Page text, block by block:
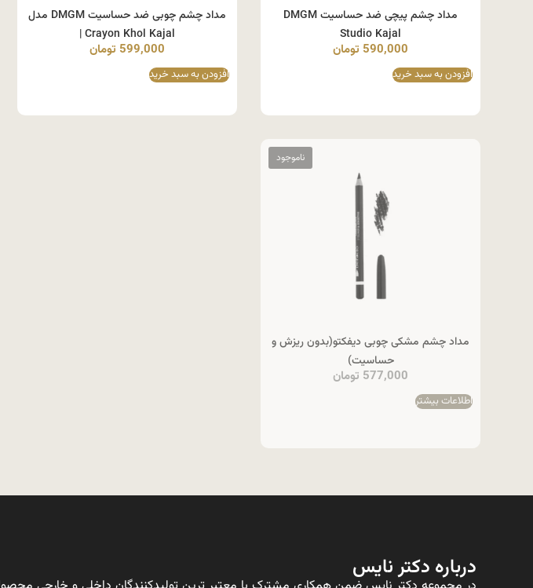
مداد چشم پیچی ضد حساسیت DMGM
Studio Kajal
590,000 تومان
افزودن به سبد خرید
مداد چشم چوبی ضد حساسیت DMGM مدل
Crayon Khol Kajal |
599,000 تومان
افزودن به سبد خرید
مداد چشم مشکی چوبی دیفکتو(بدون ریزش و
حساسیت)
577,000 تومان
اطلاعات بیشتر
درباره دکتر نایس